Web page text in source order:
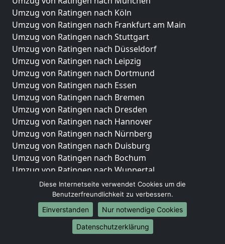
Umzug von Ratingen nach Köln
Umzug von Ratingen nach Frankfurt am Main
Umzug von Ratingen nach Stuttgart
Umzug von Ratingen nach Düsseldorf
Umzug von Ratingen nach Leipzig
Umzug von Ratingen nach Dortmund
Umzug von Ratingen nach Essen
Umzug von Ratingen nach Bremen
Umzug von Ratingen nach Dresden
Umzug von Ratingen nach Hannover
Umzug von Ratingen nach Nürnberg
Umzug von Ratingen nach Duisburg
Umzug von Ratingen nach Bochum
Umzug von Ratingen nach Wuppertal
Umzug von Ratingen nach Bielefeld
Umzug von Ratingen nach Bonn
Umzug von Ratingen nach Münster
Internationale-Umzüge
Diese Internetseite verwendet Cookies um die
Benutzerfreundlichkeit zu verbessern.
Einverstanden
Nur notwendige Cookies
Datenschutzerklärung